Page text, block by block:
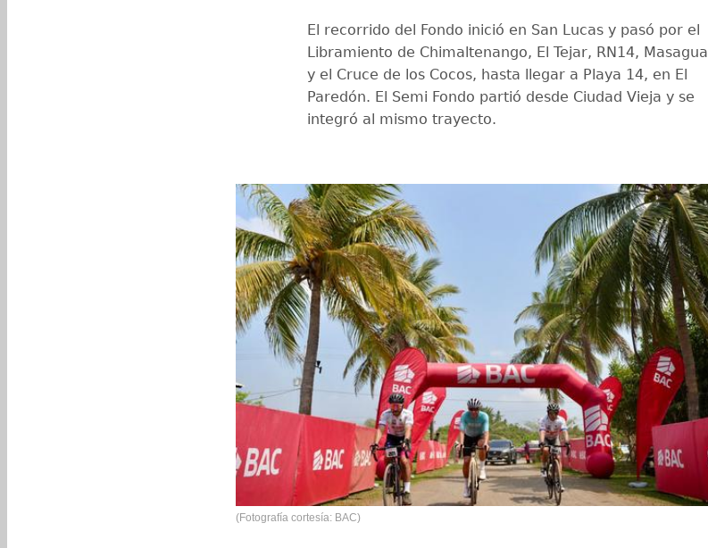
El recorrido del Fondo inició en San Lucas y pasó por el
Libramiento de Chimaltenango, El Tejar, RN14, Masagua
y el Cruce de los Cocos, hasta llegar a Playa 14, en El
Paredón. El Semi Fondo partió desde Ciudad Vieja y se
integró al mismo trayecto.
(Fotografía cortesía: BAC)